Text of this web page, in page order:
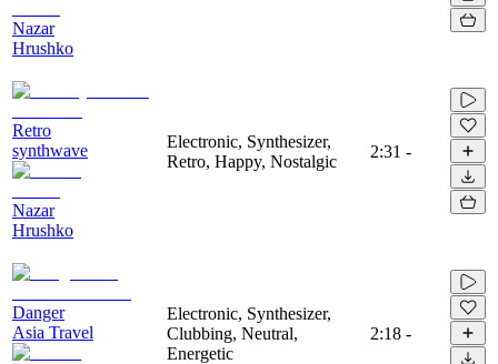
Nazar
Hrushko
Retro
synthwave
Nazar
Hrushko
Electronic, Synthesizer,
Retro, Happy, Nostalgic
2:31 -
Danger
Asia Travel
Electronic, Synthesizer,
Clubbing, Neutral,
Energetic
2:18 -